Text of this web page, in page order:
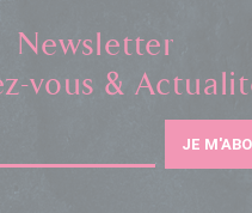
Newsletter
vous &
JE